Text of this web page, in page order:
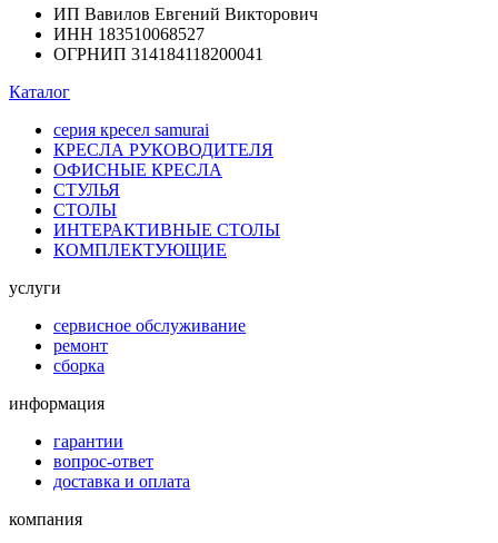
ИП Вавилов Евгений Викторович
ИНН 183510068527
ОГРНИП 314184118200041
Каталог
серия кресел samurai
КРЕСЛА РУКОВОДИТЕЛЯ
ОФИСНЫЕ КРЕСЛА
СТУЛЬЯ
СТОЛЫ
ИНТЕРАКТИВНЫЕ СТОЛЫ
КОМПЛЕКТУЮЩИЕ
услуги
сервисное обслуживание
ремонт
сборка
информация
гарантии
вопрос-ответ
доставка и оплата
компания